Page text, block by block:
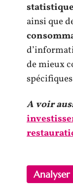
ainsi que
de mieux
A voir